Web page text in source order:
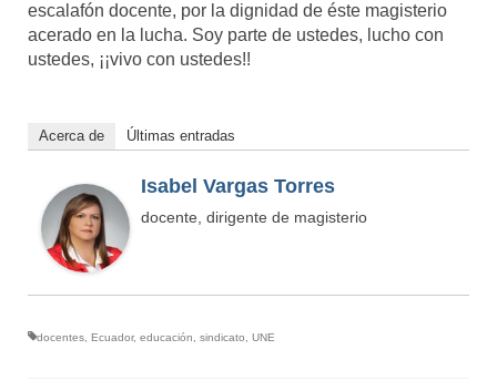
escalafón docente, por la dignidad de éste magisterio
acerado en la lucha. Soy parte de ustedes, lucho con
ustedes, ¡¡vivo con ustedes!!
Acerca de Últimas entradas
Isabel Vargas Torres
docente, dirigente de magisterio
docentes Ecuador, educación sindicato UNE